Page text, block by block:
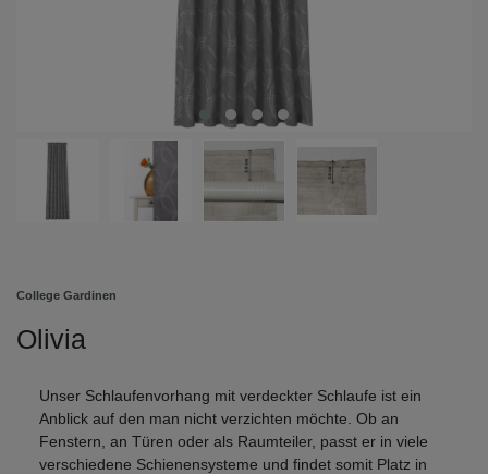
College Gardinen
Olivia
Unser Schlaufenvorhang mit verdeckter Schlaufe ist ein
Anblick auf den man nicht verzichten möchte. Ob an
Fenstern, an Türen oder als Raumteiler, passt er in viele
verschiedene Schienensysteme und findet somit Platz in